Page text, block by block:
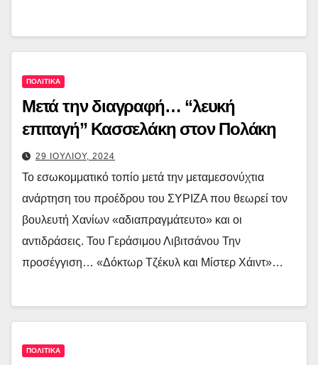
ΠΟΛΙΤΙΚΑ
Μετά την διαγραφή… “λευκή
επιταγή” Κασσελάκη στον Πολάκη
29 ΙΟΥΛΙΟΥ, 2024
Το εσωκομματικό τοπίο μετά την μεταμεσονύχτια
ανάρτηση του προέδρου του ΣΥΡΙΖΑ που θεωρεί τον
βουλευτή Χανίων «αδιαπραγμάτευτο» και οι
αντιδράσεις. Του Γεράσιμου Λιβιτσάνου Την
προσέγγιση… «Δόκτωρ Τζέκυλ και Μίστερ Χάιντ»…
ΠΟΛΙΤΙΚΑ